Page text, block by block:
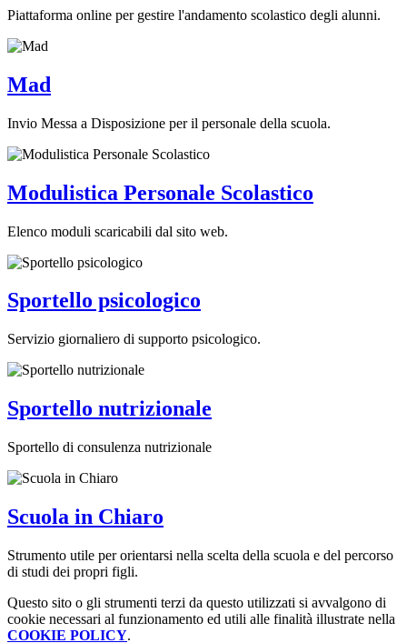
Piattaforma online per gestire l'andamento scolastico degli alunni.
Mad
Invio Messa a Disposizione per il personale della scuola.
Modulistica Personale Scolastico
Elenco moduli scaricabili dal sito web.
Sportello psicologico
Servizio giornaliero di supporto psicologico.
Sportello nutrizionale
Sportello di consulenza nutrizionale
Scuola in Chiaro
Strumento utile per orientarsi nella scelta della scuola e del percorso
di studi dei propri figli.
Questo sito o gli strumenti terzi da questo utilizzati si avvalgono di
cookie necessari al funzionamento ed utili alle finalità illustrate nella
COOKIE POLICY.